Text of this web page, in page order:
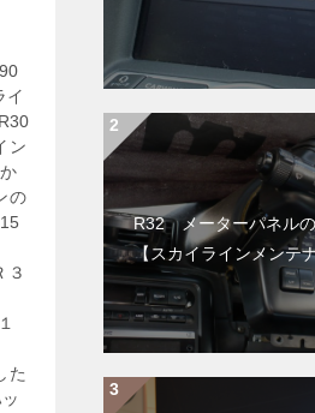
イ
ン
の
R32 メーターパネルの
【スカイラインメンテ